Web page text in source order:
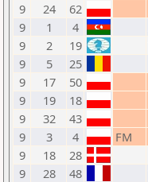
9
24 62
9
1 4
9
2 19
9
5 25
9
17 50
9
19 18
9
32 43
9
3 4 FM
9
18 28
9
28 48